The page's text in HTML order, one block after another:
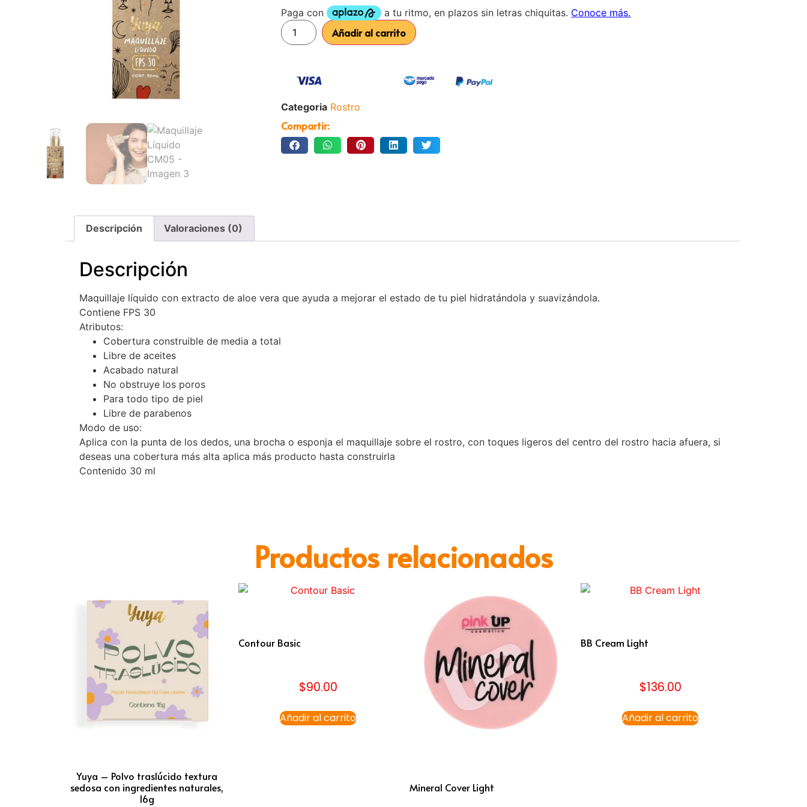
Añadir al carrito
Categoria Rostro
Compartir:
Descripción Valoraciones (0)
Descripción
Maquillaje líquido con extracto de aloe vera que ayuda a mejorar el estado de tu piel hidratándola y suavizándola.
Contiene FPS 30
Atributos:
Cobertura construible de media a total
Libre de aceites
Acabado natural
No obstruye los poros
Para todo tipo de piel
Libre de parabenos
Modo de uso:
Aplica con la punta de los dedos, una brocha o esponja el maquillaje sobre el rostro, con toques ligeros del centro del rostro hacia afuera, si
deseas una cobertura más alta aplica más producto hasta construirla
Contenido 30 ml
Productos relacionados
Yuya – Polvo traslúcido textura
sedosa con ingredientes naturales,
16g
Contour Basic
$90.00
Añadir al carrito
Mineral Cover Light
BB Cream Light
$136.00
Añadir al carrito